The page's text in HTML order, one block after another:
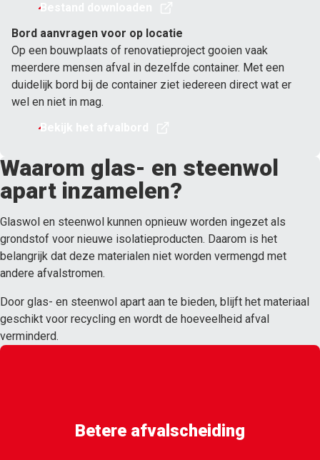
Bestand downloaden
Bord aanvragen voor op locatie
Op een bouwplaats of renovatieproject gooien vaak
meerdere mensen afval in dezelfde container. Met een
duidelijk bord bij de container ziet iedereen direct wat er
wel en niet in mag.
Bekijk het afvalbord
Waarom glas- en steenwol
apart inzamelen?
Glaswol en steenwol kunnen opnieuw worden ingezet als
grondstof voor nieuwe isolatieproducten. Daarom is het
belangrijk dat deze materialen niet worden vermengd met
andere afvalstromen.
Door glas- en steenwol apart aan te bieden, blijft het materiaal
geschikt voor recycling en wordt de hoeveelheid afval
verminderd.
Betere afvalscheiding